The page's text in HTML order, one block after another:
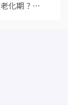
老化期？⋯